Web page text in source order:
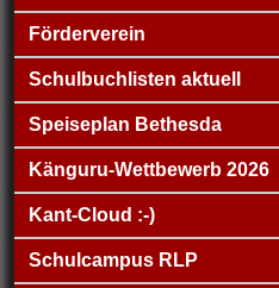
Förderverein
Schulbuchlisten aktuell
Speiseplan Bethesda
Känguru-Wettbewerb 2026
Kant-Cloud :-)
Schulcampus RLP